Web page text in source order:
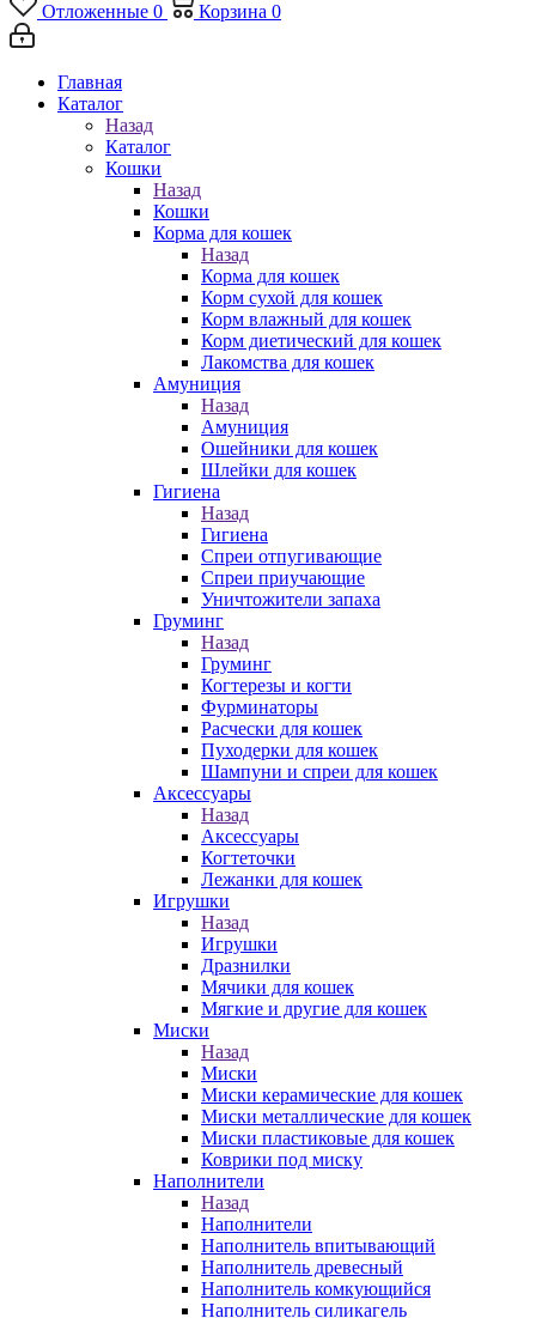
Отложенные 0 Корзина 0
Главная
Каталог
Назад
Каталог
Кошки
Назад
Кошки
Корма для кошек
Назад
Корма для кошек
Корм сухой для кошек
Корм влажный для кошек
Корм диетический для кошек
Лакомства для кошек
Амуниция
Назад
Амуниция
Ошейники для кошек
Шлейки для кошек
Гигиена
Назад
Гигиена
Спреи отпугивающие
Спреи приучающие
Уничтожители запаха
Груминг
Назад
Груминг
Когтерезы и когти
Фурминаторы
Расчески для кошек
Пуходерки для кошек
Шампуни и спреи для кошек
Аксессуары
Назад
Аксессуары
Когтеточки
Лежанки для кошек
Игрушки
Назад
Игрушки
Дразнилки
Мячики для кошек
Мягкие и другие для кошек
Миски
Назад
Миски
Миски керамические для кошек
Миски металлические для кошек
Миски пластиковые для кошек
Коврики под миску
Наполнители
Назад
Наполнители
Наполнитель впитывающий
Наполнитель древесный
Наполнитель комкующийся
Наполнитель силикагель